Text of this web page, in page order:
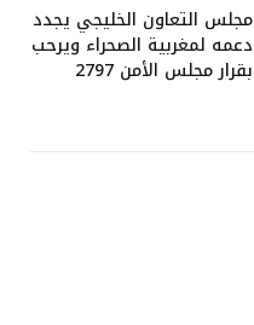
مجلس التعاون الخليجي يجدد
دعمه لمغربية الصحراء ويرحب
بقرار مجلس الأمن 2797